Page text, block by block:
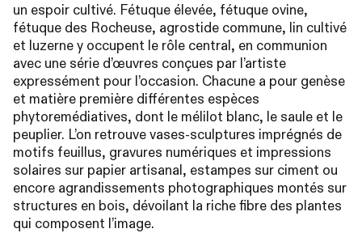
un espoir cultivé. Fétuque élevée, fétuque ovine,
fétuque des Rocheuse, agrostide commune, lin cultivé
et luzerne y occupent le rôle central, en communion
avec une série d’œuvres conçues par l’artiste
expressément pour l’occasion. Chacune a pour genèse
et matière première différentes espèces
phytoremédiatives, dont le mélilot blanc, le saule et le
peuplier. L’on retrouve vases-sculptures imprégnés de
motifs feuillus, gravures numériques et impressions
solaires sur papier artisanal, estampes sur ciment ou
encore agrandissements photographiques montés sur
structures en bois, dévoilant la riche fibre des plantes
qui composent l’image.